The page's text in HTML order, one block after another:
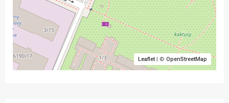
Leaflet| © OpenStreetMap